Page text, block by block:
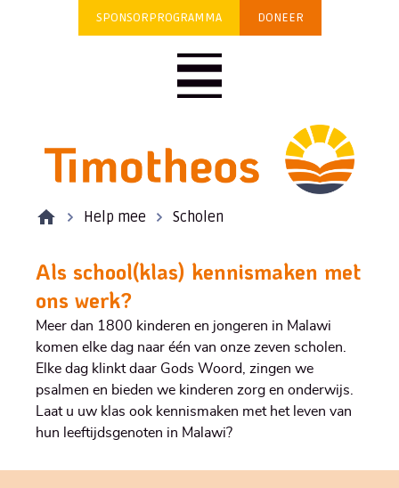
SPONSORPROGRAMMA DONEER
Help mee Scholen
Als school(klas) kennismaken met
ons werk?
Meer dan 1800 kinderen en jongeren in Malawi
komen elke dag naar één van onze zeven scholen.
Elke dag klinkt daar Gods Woord, zingen we
psalmen en bieden we kinderen zorg en onderwijs.
Laat u uw klas ook kennismaken met het leven van
hun leeftijdsgenoten in Malawi?